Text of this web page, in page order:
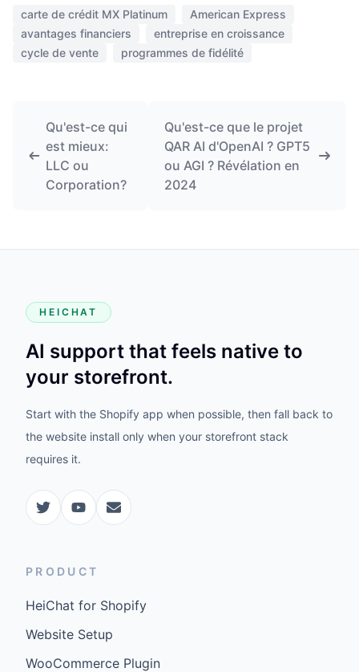
carte de crédit MX Platinum
American Express
avantages financiers
entreprise en croissance
cycle de vente
programmes de fidélité
Qu'est-ce qui
est mieux:
LLC ou
Corporation?
Qu'est-ce que le projet
QAR AI d'OpenAI ? GPT5
ou AGI ? Révélation en
2024
HEICHAT
AI support that feels native to
your storefront.
Start with the Shopify app when possible, then fall back to
the website install only when your storefront stack
requires it.
PRODUCT
HeiChat for Shopify
Website Setup
WooCommerce Plugin